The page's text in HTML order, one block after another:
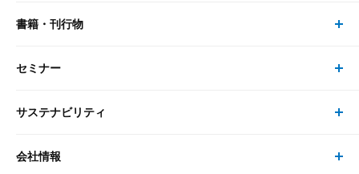
最新のレポート・コラム
研究員・コンサルタント トップ
研究員
書籍・刊行物
書籍・刊行物 トップ
書籍
セミナー
セミナー トップ
現在受付中のセミナー・イベント
サステナビリティ
サステナビリティの取り組み
会社情報